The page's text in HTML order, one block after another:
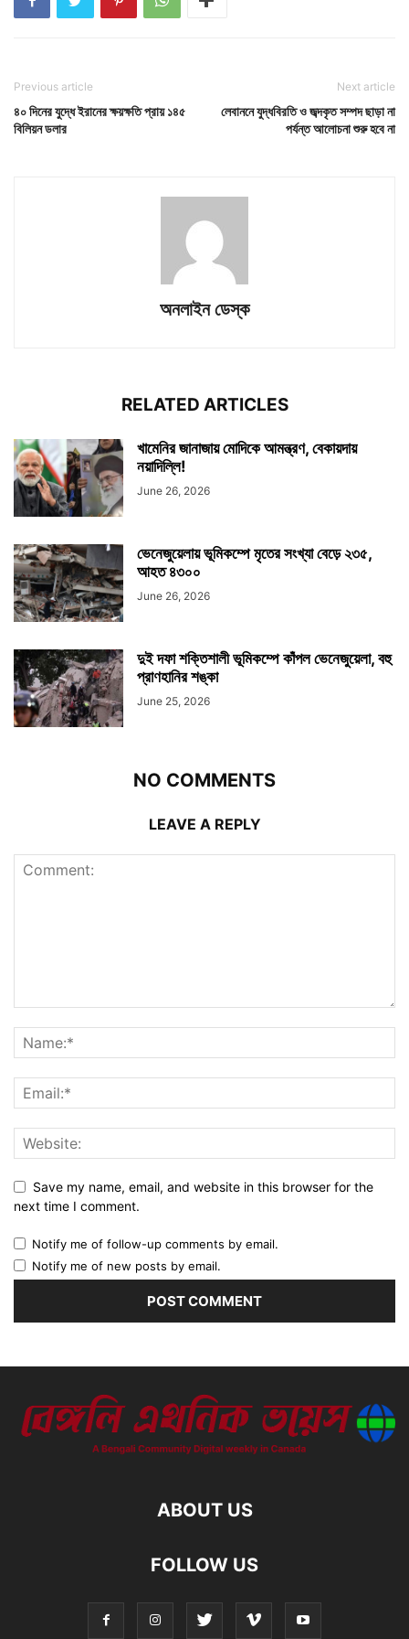
Previous article
৪০ দিনের যুদ্ধে ইরানের ক্ষয়ক্ষতি প্রায় ১৪৫
বিলিয়ন ডলার
Next article
লেবাননে যুদ্ধবিরতি ও জব্দকৃত সম্পদ ছাড়া না
পর্যন্ত আলোচনা শুরু হবে না
অনলাইন ডেস্ক
RELATED ARTICLES
খামেনির জানাজায় মোদিকে আমন্ত্রণ, বেকায়দায়
নয়াদিল্লি!
June 26, 2026
ভেনেজুয়েলায় ভূমিকম্পে মৃতের সংখ্যা বেড়ে ২৩৫,
আহত ৪৩০০
June 26, 2026
দুই দফা শক্তিশালী ভূমিকম্পে কাঁপল ভেনেজুয়েলা, বহু
প্রাণহানির শঙ্কা
June 25, 2026
NO COMMENTS
LEAVE A REPLY
Save my name, email, and website in this browser for the
next time I comment.
Notify me of follow-up comments by email.
Notify me of new posts by email.
ABOUT US
FOLLOW US